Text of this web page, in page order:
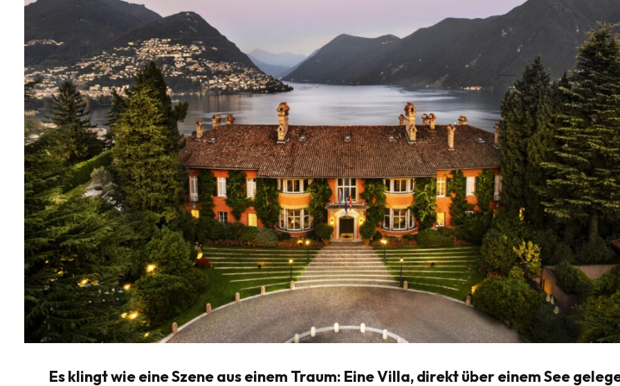
Es klingt wie eine Szene aus einem Traum: Eine Villa, direkt über einem See